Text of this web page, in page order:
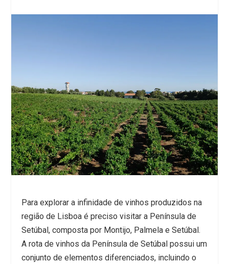
Para explorar a infinidade de vinhos produzidos na
região de Lisboa é preciso visitar a Península de
Setúbal, composta por Montijo, Palmela e Setúbal.
A rota de vinhos da Península de Setúbal possui um
conjunto de elementos diferenciados, incluindo o